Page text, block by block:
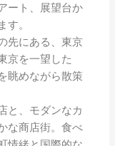
ート、展望台か
。
先にある、東京
京を一望した
眺めながら散策
と、モダンなカ
な商店街。食べ